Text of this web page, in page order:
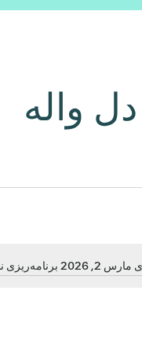
واله
نشده است. به سراغ